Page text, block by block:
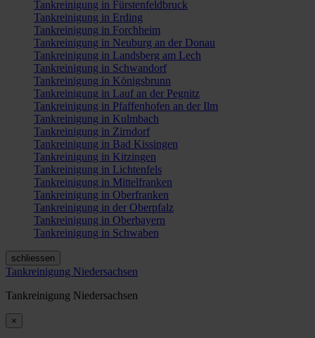
Tankreinigung in Fürstenfeldbruck
Tankreinigung in Erding
Tankreinigung in Forchheim
Tankreinigung in Neuburg an der Donau
Tankreinigung in Landsberg am Lech
Tankreinigung in Schwandorf
Tankreinigung in Königsbrunn
Tankreinigung in Lauf an der Pegnitz
Tankreinigung in Pfaffenhofen an der Ilm
Tankreinigung in Kulmbach
Tankreinigung in Zirndorf
Tankreinigung in Bad Kissingen
Tankreinigung in Kitzingen
Tankreinigung in Lichtenfels
Tankreinigung in Mittelfranken
Tankreinigung in Oberfranken
Tankreinigung in der Oberpfalz
Tankreinigung in Oberbayern
Tankreinigung in Schwaben
schliessen
Tankreinigung Niedersachsen
Tankreinigung Niedersachsen
×